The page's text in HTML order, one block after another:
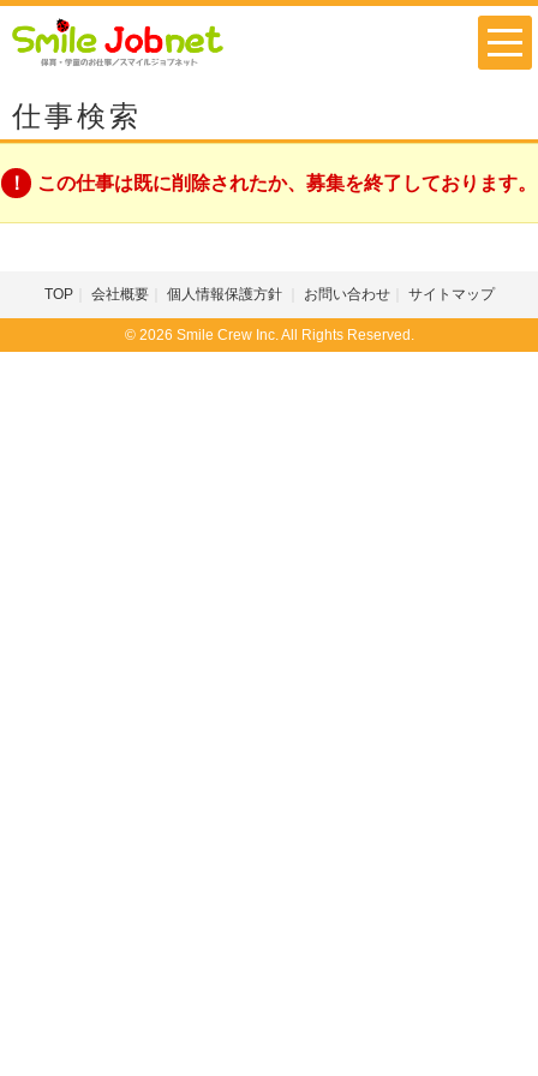
仕事検索
この仕事は既に削除されたか、募集を終了しております。
TOP 会社概要 個人情報保護方針 お問い合わせ サイトマップ
© 2026 Smile Crew Inc. All Rights Reserved.